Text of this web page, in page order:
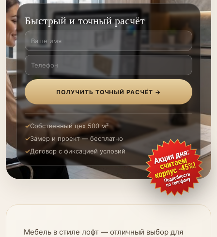
Быстрый и точный расчёт
ПОЛУЧИТЬ ТОЧНЫЙ РАСЧЁТ →
Собственный цех 500 м²
Замер и проект — бесплатно
Договор с фиксацией условий
Мебель в стиле лофт — отличный выбор для